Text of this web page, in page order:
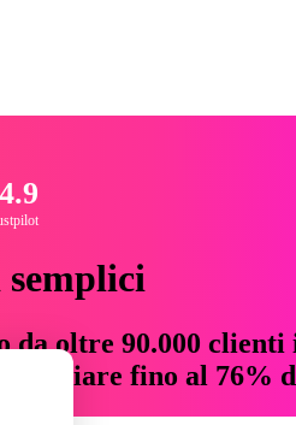
4.9
semplici
da oltre 90.000
fino al 76%